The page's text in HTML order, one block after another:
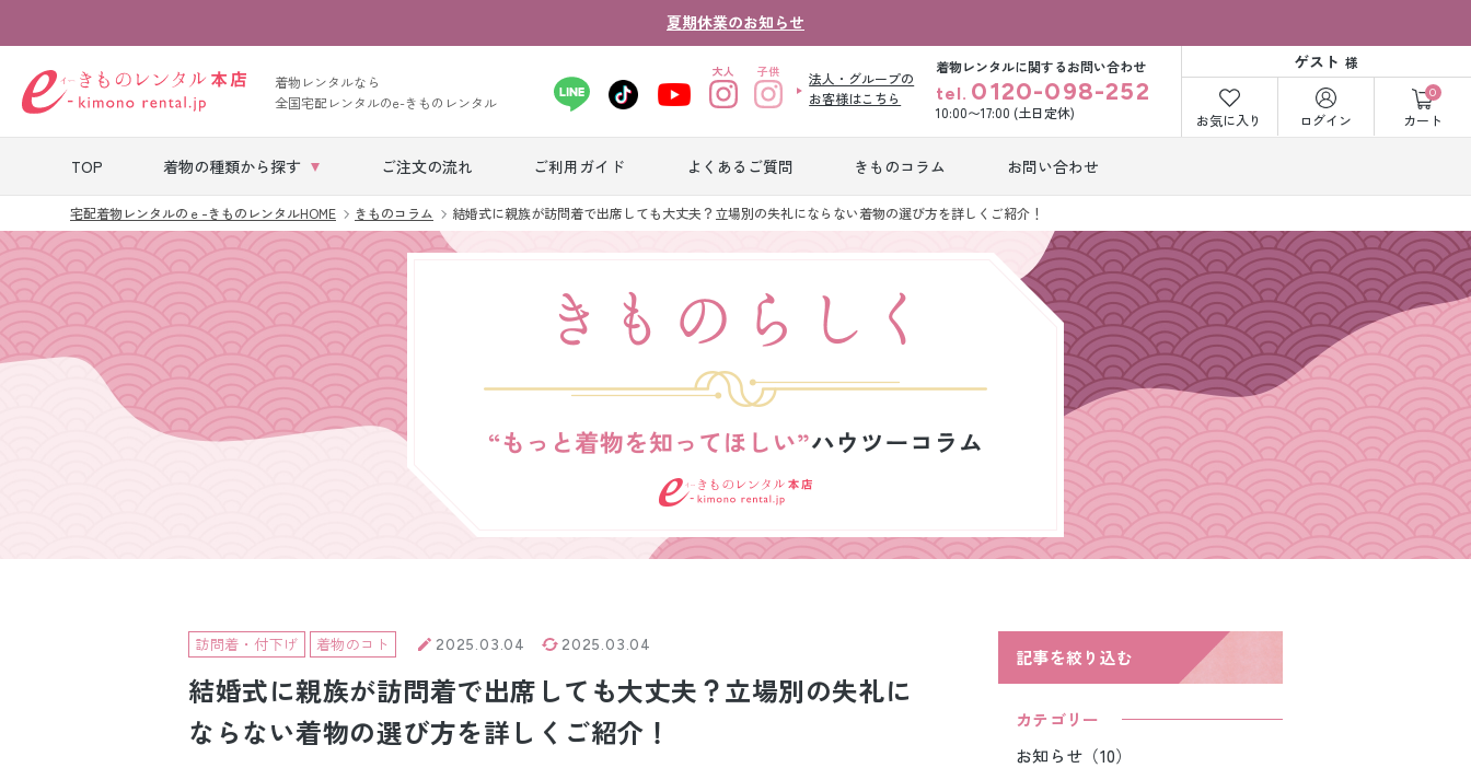
夏期休業のお知らせ
着物レンタルなら
全国宅配レンタルのe-きものレンタル
法人・グループの
お客様はこちら
着物レンタルに関するお問い合わせ
tel. 0120-098-252
10:00〜17:00 (土日定休)
ゲスト 様
お気に入り ログイン
0
カート
TOP 着物の種類から探す ご注文の流れ ご利用ガイド よくあるご質問 きものコラム お問い合わせ
七五三レンタル 振袖レンタル
卒業式袴レンタ
ル
産着レンタル
レンタル
ベビー着物レン
タル
ジュニア着物レ
ジュニア洋装レ
ンタル
ベビー洋装レン
紋付袴レンタル
留袖レンタル
男性礼装レンタ
スーツレンタル
色打掛&紋付袴
白無垢&紋付袴
レンタル
宅配着物レンタルのｅ-きものレンタルHOME きものコラム 結婚式に親族が訪問着で出席しても大丈夫？立場別の失礼にならない着物の選び方を詳しくご紹介！
訪問着・付下げ 着物のコト 2025.03.04 2025.03.04
結婚式に親族が訪問着で出席しても大丈夫？立場別の失礼に
ならない着物の選び方を詳しくご紹介！
記事を絞り込む
カテゴリー
お知らせ（10）